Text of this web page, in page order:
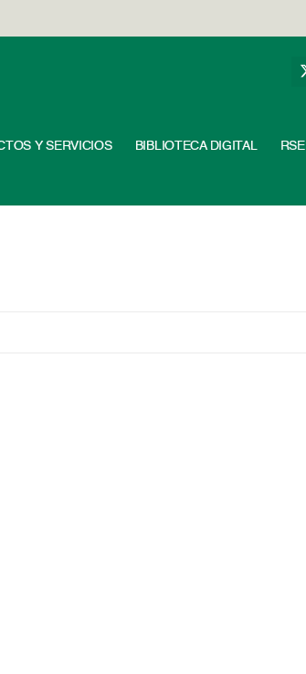
Y SERVICIOS BIBLIOTECA DIGITAL RSE